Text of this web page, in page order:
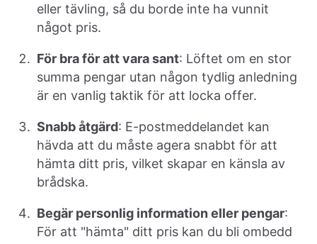
eller tävling, så du borde inte ha vunnit
något pris.
För bra för att vara sant: Löftet om en stor
summa pengar utan någon tydlig anledning
är en vanlig taktik för att locka offer.
Snabb åtgärd: E-postmeddelandet kan
hävda att du måste agera snabbt för att
hämta ditt pris, vilket skapar en känsla av
brådska.
Begär personlig information eller pengar:
För att "hämta" ditt pris kan du bli ombedd